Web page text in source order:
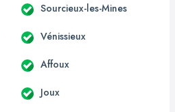
Sourcieux-les-Mines
Vénissieux
Affoux
Joux